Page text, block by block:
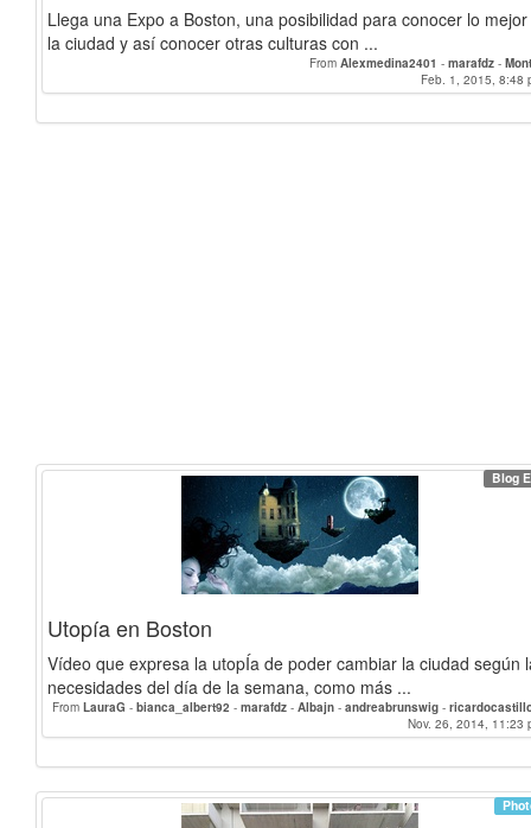
Llega una Expo a Boston, una posibilidad para conocer lo
la ciudad y así conocer otras culturas con ...
From Alexmedina2401 - marafdz -
Feb. 1, 2015, 8:48
Blog
Utopía en Boston
Vídeo que expresa la utopÍa de poder cambiar la ciudad según
necesidades del día de la semana, como más ...
From LauraG - bianca_albert92 - marafdz - Albajn - andreabrunswig -
-MiaM-
Nov. 26, 2014, 11:23